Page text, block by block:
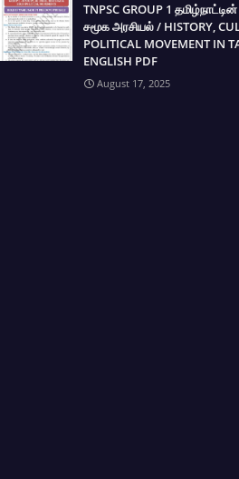
TNPSC GROUP 1
சமூக அரசியல் / HISTORY,
POLITICAL MOVEMENT IN
ENGLISH PDF
August 17, 2025